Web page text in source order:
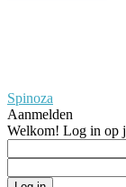
Spinoza
Aanmelden
Welkom! Log in op